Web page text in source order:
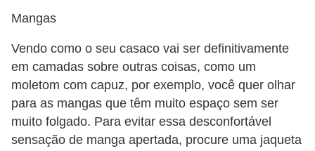
Mangas
Vendo como o seu casaco vai ser definitivamente
em camadas sobre outras coisas, como um
moletom com capuz, por exemplo, você quer olhar
para as mangas que têm muito espaço sem ser
muito folgado. Para evitar essa desconfortável
sensação de manga apertada, procure uma jaqueta